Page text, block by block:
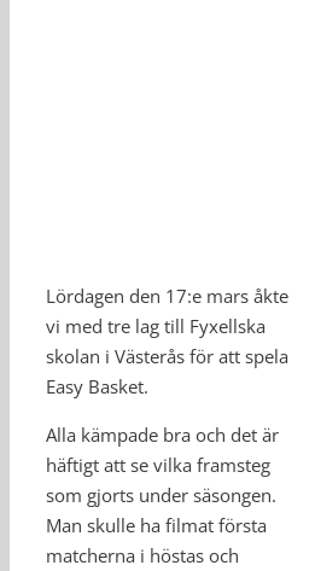
Lördagen den 17:e mars åkte
vi med tre lag till Fyxellska
skolan i Västerås för att spela
Easy Basket.
Alla kämpade bra och det är
häftigt att se vilka framsteg
som gjorts under säsongen.
Man skulle ha filmat första
matcherna i höstas och